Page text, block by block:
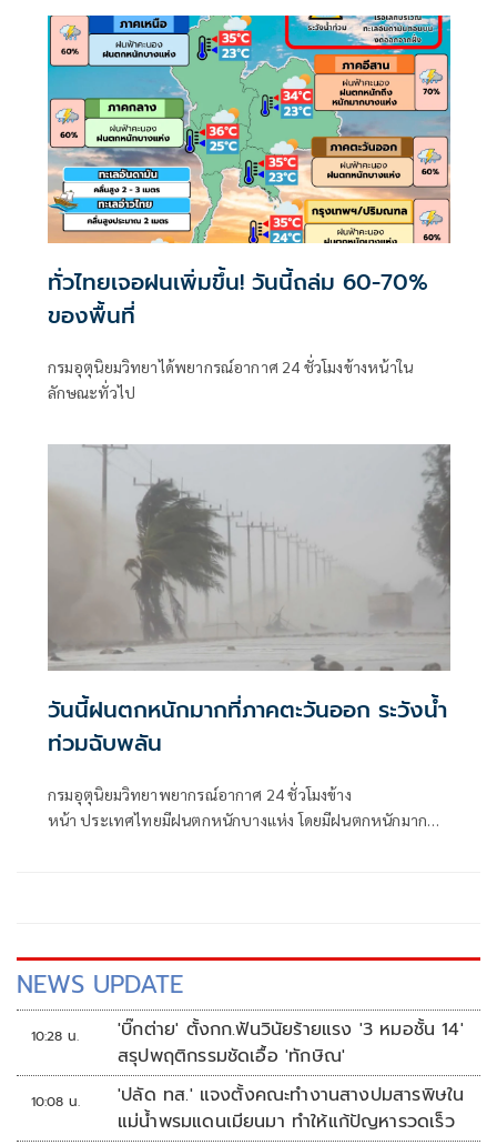
ทั่วไทยเจอฝนเพิ่มขึ้น! วันนี้ถล่ม 60-70%
ของพื้นที่
กรมอุตุนิยมวิทยาได้พยากรณ์อากาศ 24 ชั่วโมงข้างหน้าใน
ลักษณะทั่วไป
วันนี้ฝนตกหนักมากที่ภาคตะวันออก ระวังน้ำ
ท่วมฉับพลัน
กรมอุตุนิยมวิทยาพยากรณ์อากาศ 24 ชั่วโมงข้าง
หน้า ประเทศไทยมีฝนตกหนักบางแห่ง โดยมีฝนตกหนักมาก
NEWS UPDATE
10:28 น.
'บิ๊กต่าย' ตั้งกก.ฟันวินัยร้ายแรง '3 หมอชั้น 14'
สรุปพฤติกรรมชัดเอื้อ 'ทักษิณ'
10:08 น.
'ปลัด ทส.' แจงตั้งคณะทำงานสางปมสารพิษใน
แม่น้ำพรมแดนเมียนมา ทำให้แก้ปัญหารวดเร็ว